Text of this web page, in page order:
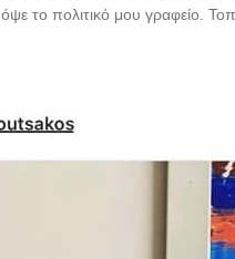
το πολιτικό μου γραφείο.